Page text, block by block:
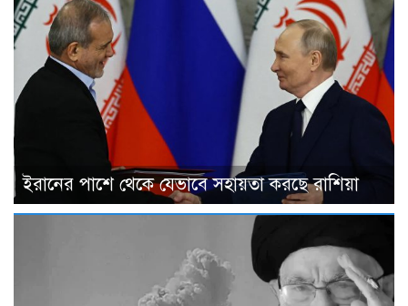
ইরানের পাশে থেকে যেভাবে সহায়তা করছে রাশিয়া